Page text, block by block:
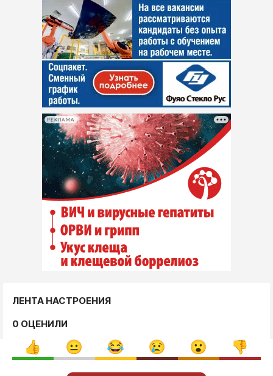
РЕКЛАМА
ЛЕНТА НАСТРОЕНИЯ
0 ОЦЕНИЛИ